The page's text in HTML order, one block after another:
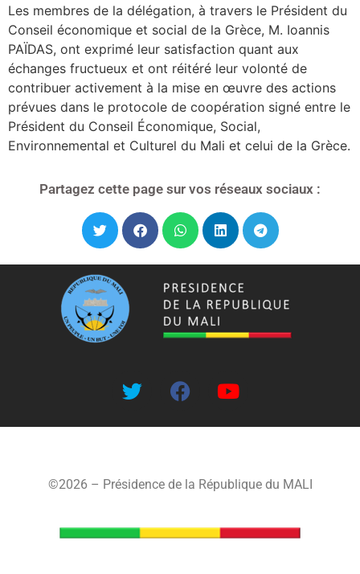
Les membres de la délégation, à travers le Président du
Conseil économique et social de la Grèce, M. Ioannis
PAÏDAS, ont exprimé leur satisfaction quant aux
échanges fructueux et ont réitéré leur volonté de
contribuer activement à la mise en œuvre des actions
prévues dans le protocole de coopération signé entre le
Président du Conseil Économique, Social,
Environnemental et Culturel du Mali et celui de la Grèce.
Partagez cette page sur vos réseaux sociaux :
©2026 – Présidence de la République du MALI